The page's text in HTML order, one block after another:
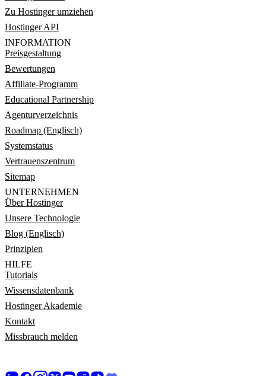
Zu Hostinger umziehen
Hostinger API
INFORMATION
Preisgestaltung
Bewertungen
Affiliate-Programm
Educational Partnership
Agenturverzeichnis
Roadmap (Englisch)
Systemstatus
Vertrauenszentrum
Sitemap
UNTERNEHMEN
Über Hostinger
Unsere Technologie
Blog (Englisch)
Prinzipien
HILFE
Tutorials
Wissensdatenbank
Hostinger Akademie
Kontakt
Missbrauch melden